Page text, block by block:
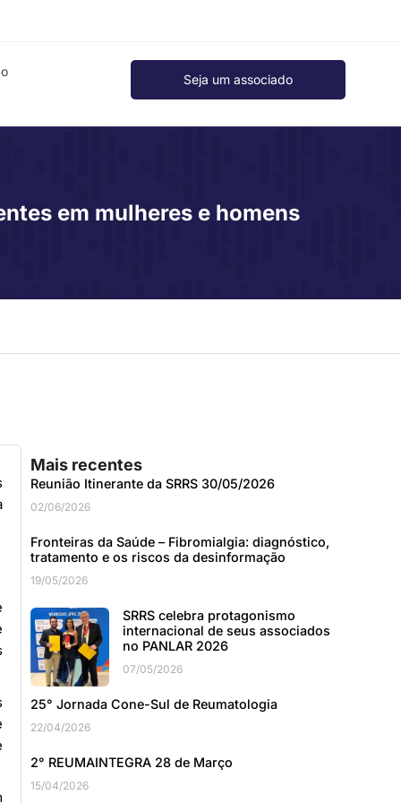
Seja um associado
em mulheres e homens
Mais recentes
Reunião Itinerante da SRRS 30/05/2026
02/06/2026
Fronteiras da Saúde – Fibromialgia: diagnóstico,
tratamento e os riscos da desinformação
19/05/2026
SRRS celebra protagonismo
internacional de seus associados
no PANLAR 2026
07/05/2026
25° Jornada Cone-Sul de Reumatologia
22/04/2026
2° REUMAINTEGRA 28 de Março
15/04/2026